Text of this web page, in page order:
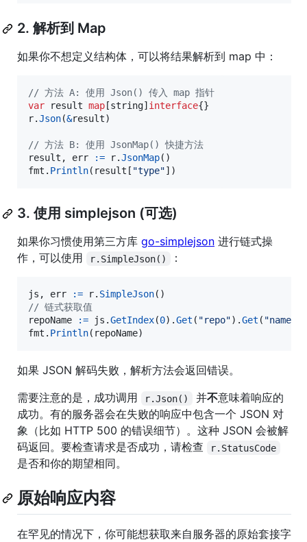
2. 解析到 Map
如果你不想定义结构体，可以将结果解析到 map 中：
// 方法 A: 使用 Json() 传入 map 指针
var
result map [string] interface
r.Json(&result)
// 方法 B: 使用 JsonMap() 快捷方法
result , err := r.JsonMap
fmt . Println( result [ "type"])
3. 使用 simplejson (可选)
如果你习惯使用第三方库 go-simplejson 进行链式操
作，可以使用
r.SimpleJson() ：
js , err := r. SimpleJson
// 链式获取值
repoName
:= js .GetIndex(0).Get ( "repo").Get ( "name"
fmt . Println( repoName)
如果 JSON 解码失败，解析方法会返回错误。
需要注意的是，成功调用
r.Json() 并不意味着响应的
成功。有的服务器会在失败的响应中包含一个 JSON 对
象（比如 HTTP 500 的错误细节）。这种 JSON 会被解
码返回。要检查请求是否成功，请检查
r.StatusCode
是否和你的期望相同。
原始响应内容
在罕见的情况下，你可能想获取来自服务器的原始套接字